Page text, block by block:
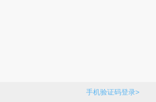
手机验证码登录>